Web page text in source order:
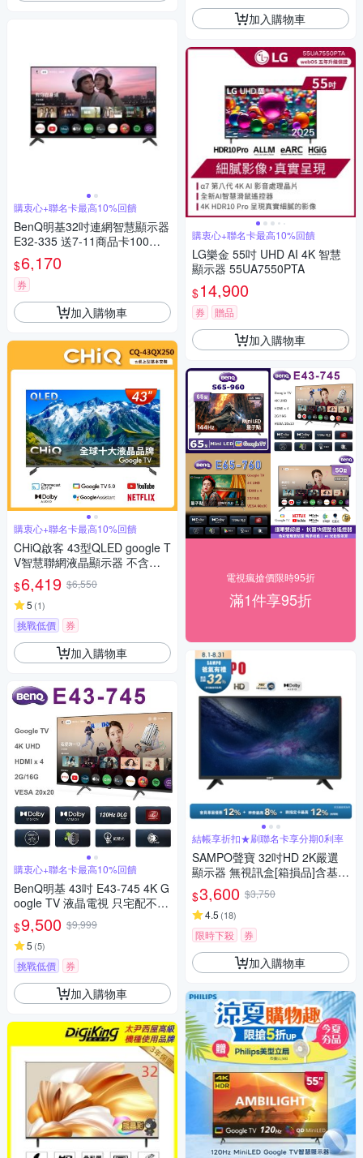
購衷心+聯名卡最高10%回饋
BenQ明基32吋連網智慧顯示器
E32-335 送7-11商品卡100元
無安裝
$6,170
券
加入購物車
購衷心+聯名卡最高10%回饋
CHiQ啟客 43型QLED google T
V智慧聯網液晶顯示器 不含視
訊盒 CQ-43QX250 含基本安裝
+舊機回收
$6,419 $6,550
5 (1)
挑戰低價 券
加入購物車
購衷心+聯名卡最高10%回饋
BenQ明基 43吋 E43-745 4K G
oogle TV 液晶電視 只宅配不安
裝
$9,500 $9,999
5 (5)
挑戰低價 券
加入購物車
加入購物車
購衷心+聯名卡最高10%回饋
LG樂金 55吋 UHD AI 4K 智慧
顯示器 55UA7550PTA
$14,900
券 贈品
加入購物車
電視瘋搶價限時95折
滿1件享95折
結帳享折扣★刷聯名卡享分期0利率
SAMPO聲寶 32吋HD 2K嚴選
顯示器 無視訊盒[箱損品]含基本
安裝+舊機回收
$3,600 $3,750
4.5 (18)
限時下殺 券
加入購物車